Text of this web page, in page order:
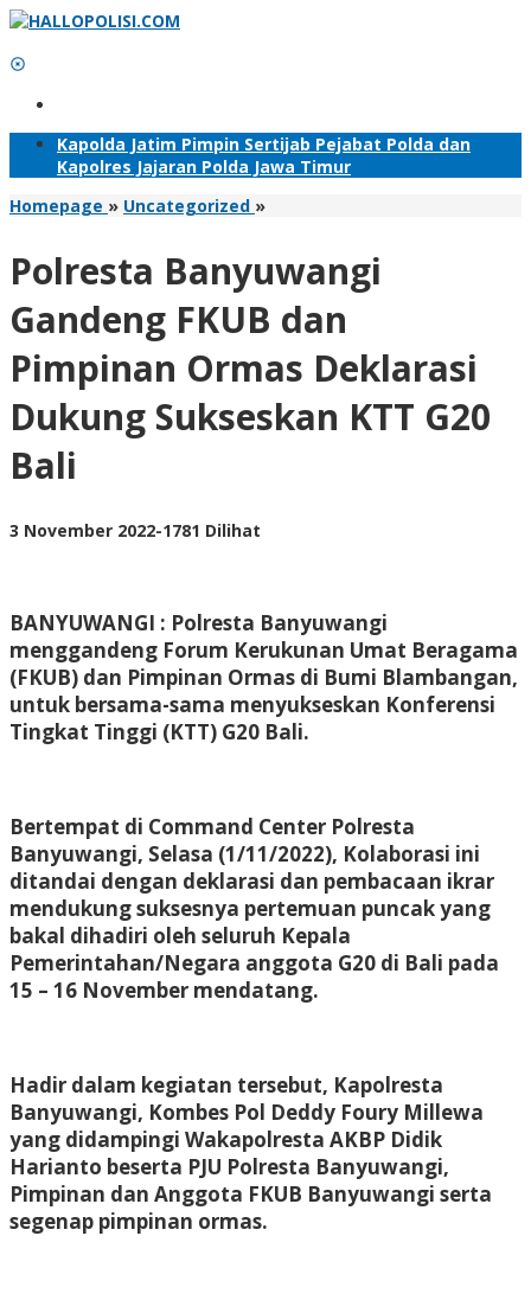
Lewati
konten
Kapolda Jatim Pimpin Sertijab Pejabat Polda dan
Kapolres Jajaran Polda Jawa Timur
Homepage » Uncategorized »Polresta
FKUB
Pimpinan
Ormas
Deklarasi
Dukung
Sukseskan
KTT
Polresta Banyuwangi
Gandeng FKUB dan
Pimpinan Ormas Deklarasi
Dukung Sukseskan KTT G20
Bali
3 November 2022oleh
-1781 Dilihat
BANYUWANGI : Polresta Banyuwangi
menggandeng Forum Kerukunan Umat Beragama
(FKUB) dan Pimpinan Ormas di Bumi Blambangan,
untuk bersama-sama menyukseskan Konferensi
Tingkat Tinggi (KTT) G20 Bali.
Bertempat di Command Center Polresta
Banyuwangi, Selasa (1/11/2022), Kolaborasi ini
ditandai dengan deklarasi dan pembacaan ikrar
mendukung suksesnya pertemuan puncak yang
bakal dihadiri oleh seluruh Kepala
Pemerintahan/Negara anggota G20 di Bali pada
15 – 16 November mendatang.
Hadir dalam kegiatan tersebut, Kapolresta
Banyuwangi, Kombes Pol Deddy Foury Millewa
yang didampingi Wakapolresta AKBP Didik
Harianto beserta PJU Polresta Banyuwangi,
Pimpinan dan Anggota FKUB Banyuwangi serta
segenap pimpinan ormas.